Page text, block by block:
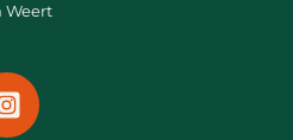
Weert